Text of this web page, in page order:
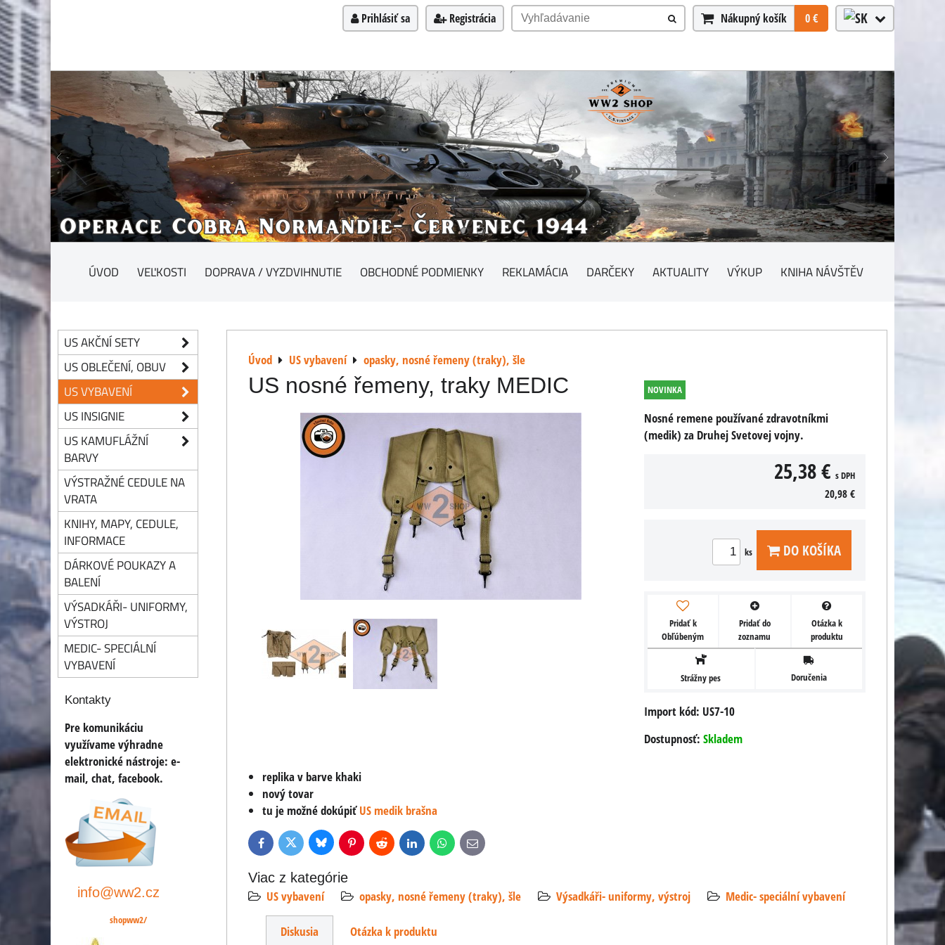
Prihlásiť sa Registrácia Nákupný košík 0 €
ÚVOD VEĽKOSTI DOPRAVA / VYZDVIHNUTIE OBCHODNÉ PODMIENKY REKLAMÁCIA DARČEKY AKTUALITY VÝKUP KNIHA NÁVŠTĚV
Úvod US vybavení opasky, nosné řemeny (traky), šle
US nosné řemeny, traky MEDIC NOVINKA
Nosné remene používané zdravotníkmi
(medik) za Druhej Svetovej vojny.
25,38 € s DPH
20,98 €
ks DO KOŠÍKA
Pridať k
Obľúbeným
Pridať do
zoznamu
Otázka k
produktu
Strážny pes Doručenia
Import kód: US7-10
Dostupnosť: Skladem
replika v barve khaki
nový tovar
tu je možné dokúpiťUS medik brašna
FacebookTwitter BlueskyPinterestReddit LinkedInWhatsApp
E-
mail
Viac z kategórie
US vybavení
opasky, nosné řemeny (traky), šle Výsadkáři- uniformy, výstroj Medic- speciální vybavení
Diskusia Otázka k produktu
US AKČNÍ SETY
US OBLEČENÍ, OBUV
US VYBAVENÍ
US INSIGNIE
US KAMUFLÁŽNÍ
BARVY
VÝSTRAŽNÉ CEDULE NA
VRATA
KNIHY, MAPY, CEDULE,
INFORMACE
DÁRKOVÉ POUKAZY A
BALENÍ
VÝSADKÁŘI- UNIFORMY,
VÝSTROJ
MEDIC- SPECIÁLNÍ
VYBAVENÍ
Kontakty
Pre komunikáciu
využívame výhradne
elektronické nástroje: e-
mail, chat, facebook.
info@ww2.cz
shopww2/